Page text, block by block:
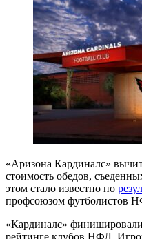
«Аризона Кардиналс»
стоимость обедов,
этом стало известно по
профсоюзом футболистов
«Кардиналс»